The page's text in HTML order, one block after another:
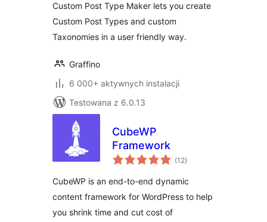
Custom Post Type Maker lets you create
Custom Post Types and custom
Taxonomies in a user friendly way.
Graffino
6 000+ aktywnych instalacji
Testowana z 6.0.13
CubeWP
Framework
(12wszystkich
ocen
)
CubeWP is an end-to-end dynamic
content framework for WordPress to help
you shrink time and cut cost of